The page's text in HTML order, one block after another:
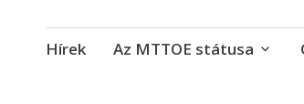
Tovább
Hírek Az MTTOE státusa